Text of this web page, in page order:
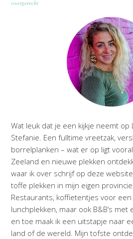
voorgerecht
Wat leuk dat je een kijkje neemt op
Stefanie. Een fulltime vreetzak,
borrelplanken – wat er op ligt
Zeeland en nieuwe plekken
waar ik over schrijf op deze
toffe plekken in mijn eigen
Restaurants, koffietentjes voor
lunchplekken, maar ook B&B’s
en toe maak ik een uitstapje naar
land of de wereld. Mijn tofste